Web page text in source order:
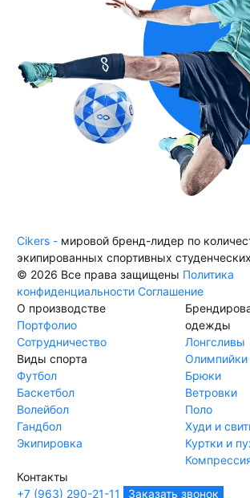
Cikers - мировой бренд-лидер по
экипированных спортивных
© 2026 Все права защищены Политика
конфиденциальности Соглашение
О производстве
Портфолио
Сотрудничество
Виды спорта
Футбол
Баскетбол
Волейбол
Гандбол
Экипировка
одежды
Лонгсливы
Олимпийки
Брюки
Ветровки
Поло
Худи и
Куртки и
Контакты
+7 (963) 290-21-11
Заказать звонок